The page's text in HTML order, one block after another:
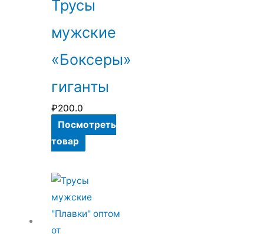
Трусы
мужские
«Боксеры»
гиганты
₽200.0
Посмотреть
товар
выбрать
странице
товара.
Этот
товар
имеет